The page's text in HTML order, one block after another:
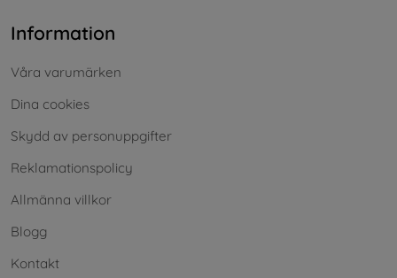
Information
Våra varumärken
Dina cookies
Skydd av personuppgifter
Reklamationspolicy
Allmänna villkor
Blogg
Kontakt